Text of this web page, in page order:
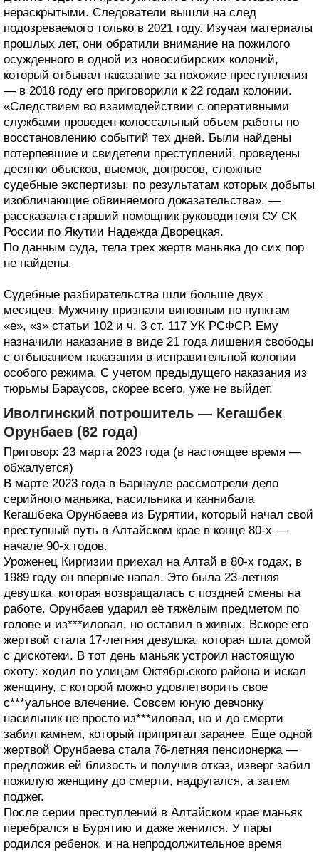
нераскрытыми. Следователи вышли на след
подозреваемого только в 2021 году. Изучая материалы
прошлых лет, они обратили внимание на пожилого
осужденного в одной из новосибирских колоний,
который отбывал наказание за похожие преступления
— в 2018 году его приговорили к 22 годам колонии.
«Следствием во взаимодействии с оперативными
службами проведен колоссальный объем работы по
восстановлению событий тех дней. Были найдены
потерпевшие и свидетели преступлений, проведены
десятки обысков, выемок, допросов, сложные
судебные экспертизы, по результатам которых добыты
изобличающие обвиняемого доказательства», —
рассказала старший помощник руководителя СУ СК
России по Якутии Надежда Дворецкая.
По данным суда, тела трех жертв маньяка до сих пор
не найдены.
Судебные разбирательства шли больше двух
месяцев. Мужчину признали виновным по пунктам
«е», «з» статьи 102 и ч. 3 ст. 117 УК РСФСР. Ему
назначили наказание в виде 21 года лишения свободы
с отбыванием наказания в исправительной колонии
особого режима. С учетом предыдущего наказания из
тюрьмы Бараусов, скорее всего, уже не выйдет.
Иволгинский потрошитель — Кегашбек
Орунбаев (62 года)
Приговор: 23 марта 2023 года (в настоящее время —
обжалуется)
В марте 2023 года в Барнауле рассмотрели дело
серийного маньяка, насильника и каннибала
Кегашбека Орунбаева из Бурятии, который начал свой
преступный путь в Алтайском крае в конце 80-х —
начале 90-х годов.
Уроженец Киргизии приехал на Алтай в 80-х годах, в
1989 году он впервые напал. Это была 23-летняя
девушка, которая возвращалась с поздней смены на
работе. Орунбаев ударил её тяжёлым предметом по
голове и из***иловал, но оставил в живых. Вскоре его
жертвой стала 17-летняя девушка, которая шла домой
с дискотеки. В тот день маньяк устроил настоящую
охоту: ходил по улицам Октябрьского района и искал
женщину, с которой можно удовлетворить свое
с***уальное влечение. Совсем юную девчонку
насильник не просто из***иловал, но и до смерти
забил камнем, который припрятал заранее. Еще одной
жертвой Орунбаева стала 76-летняя пенсионерка —
предложив ей близость и получив отказ, изверг забил
пожилую женщину до смерти, надругался, а затем
поджег.
После серии преступлений в Алтайском крае маньяк
перебрался в Бурятию и даже женился. У пары
родился ребенок, и на непродолжительное время